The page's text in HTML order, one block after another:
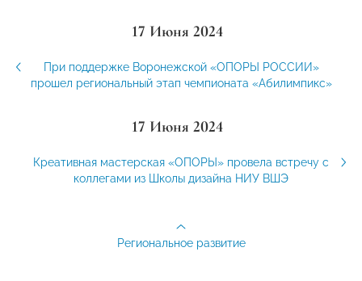
17 Июня 2024
При поддержке Воронежской «ОПОРЫ РОССИИ»
прошел региональный этап чемпионата «Абилимпикс»
17 Июня 2024
Креативная мастерская «ОПОРЫ» провела встречу с
коллегами из Школы дизайна НИУ ВШЭ
Региональное развитие